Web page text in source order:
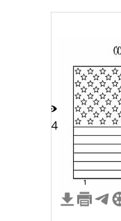
14
1